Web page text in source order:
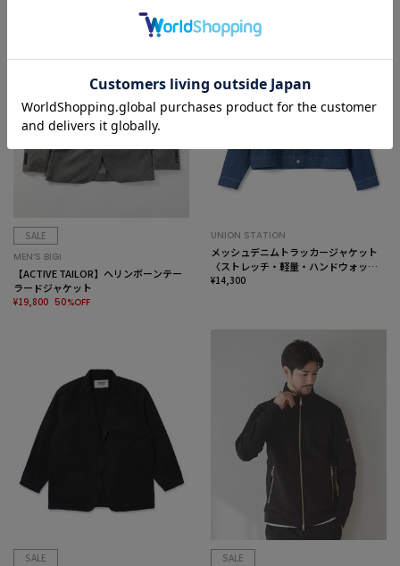
SALE
MEN’S BIGI
【ACTIVE TAILOR】ヘリンボーンテー
ラードジャケット
¥19,800 50%OFF
UNION STATION
メッシュデニムトラッカージャケット
〈ストレッチ・軽量・ハンドウォッシ
ャブル・通気性〉
¥14,300
SALE
SALE